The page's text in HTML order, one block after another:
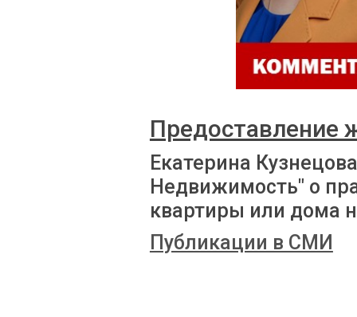
Предоставление
Екатерина
Недвижимость" о
квартиры или дома
Публикации в СМИ